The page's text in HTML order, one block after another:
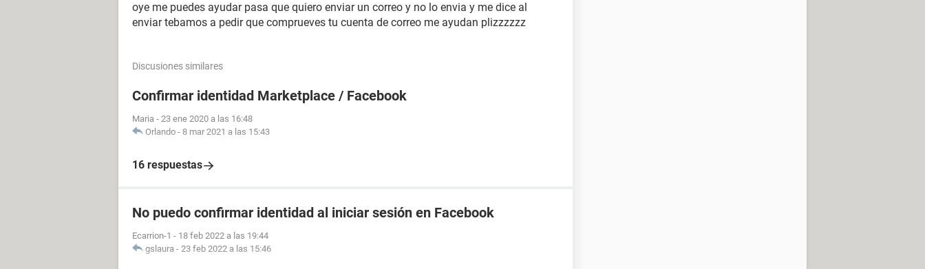
oye me puedes ayudar pasa que quiero enviar un correo y no lo envia y me dice al
enviar tebamos a pedir que comprueves tu cuenta de correo me ayudan plizzzzzz
Discusiones similares
Confirmar identidad Marketplace / Facebook
Maria - 23 ene 2020 a las 16:48
Orlando - 8 mar 2021 a las 15:43
16 respuestas
No puedo confirmar identidad al iniciar sesión en Facebook
Ecarrion-1 - 18 feb 2022 a las 19:44
gslaura - 23 feb 2022 a las 15:46